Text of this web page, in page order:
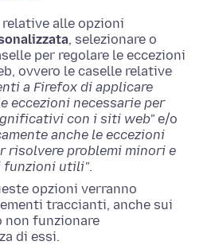
alle opzioni
, selezionare o
per regolare le eccezioni
ovvero le caselle relative
a Firefox di applicare
eccezioni necessarie per
con i siti web" e/o
anche le eccezioni
risolvere problemi minori e
funzioni utili".
opzioni verranno
traccianti, anche sui
non funzionare
di essi.